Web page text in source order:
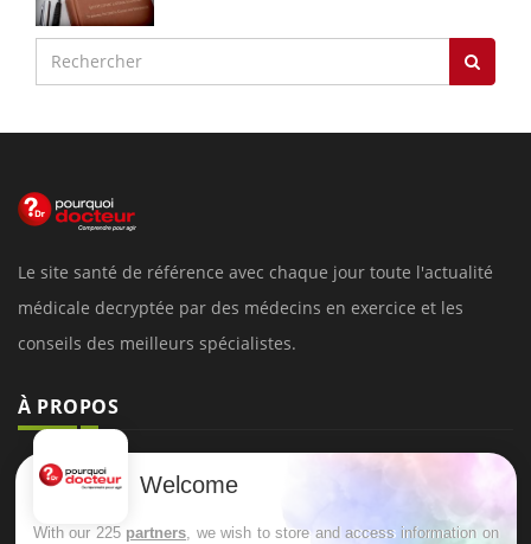
Le site santé de référence avec chaque jour toute l'actualité
médicale decryptée par des médecins en exercice et les
conseils des meilleurs spécialistes.
À PROPOS
Données personnelles et cookies
Welcome
With our 225 partners , we wish to store and access information on